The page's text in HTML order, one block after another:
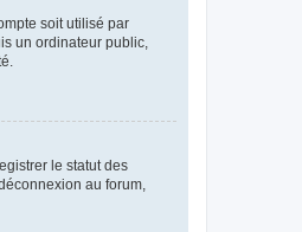
soit utilisé par
un ordinateur public,
le statut des
au forum,